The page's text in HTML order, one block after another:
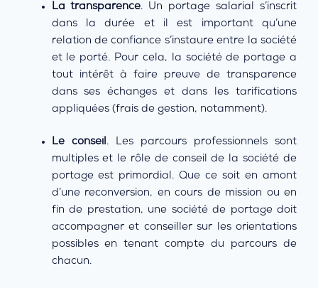
La transparence. Un portage salarial s’inscrit
dans la durée et il est important qu’une
relation de confiance s’instaure entre la société
et le porté. Pour cela, la société de portage a
tout intérêt à faire preuve de transparence
dans ses échanges et dans les tarifications
appliquées (frais de gestion, notamment).
Le conseil. Les parcours professionnels sont
multiples et le rôle de conseil de la société de
portage est primordial. Que ce soit en amont
d’une reconversion, en cours de mission ou en
fin de prestation, une société de portage doit
accompagner et conseiller sur les orientations
possibles en tenant compte du parcours de
chacun.